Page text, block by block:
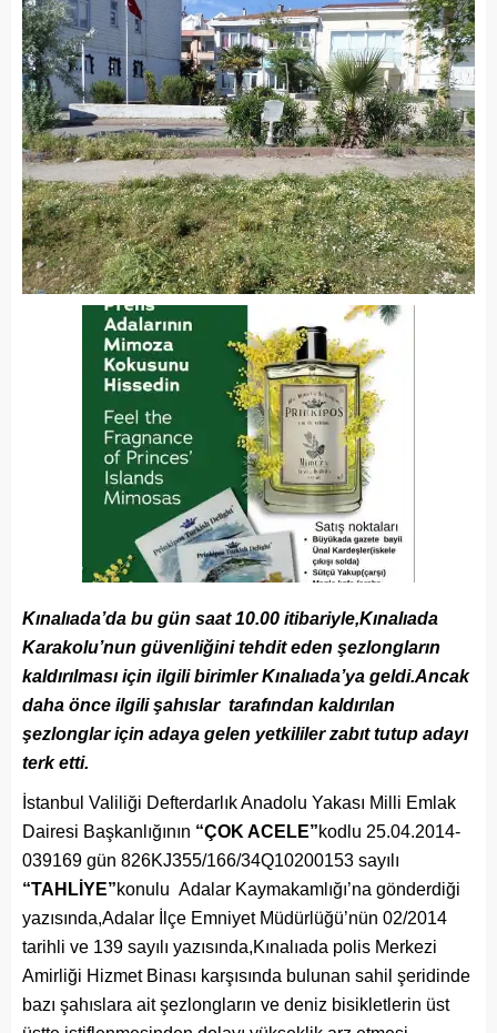
Kınalıada’da bu gün saat 10.00 itibariyle,Kınalıada
Karakolu’nun güvenliğini tehdit eden şezlongların
kaldırılması için ilgili birimler Kınalıada’ya geldi.Ancak
daha önce ilgili şahıslar tarafından kaldırılan
şezlonglar için adaya gelen yetkililer zabıt tutup adayı
terk etti.
İstanbul Valiliği Defterdarlık Anadolu Yakası Milli Emlak
Dairesi Başkanlığının “ÇOK ACELE”kodlu 25.04.2014-
039169 gün 826KJ355/166/34Q10200153 sayılı
“TAHLİYE”konulu Adalar Kaymakamlığı’na gönderdiği
yazısında,Adalar İlçe Emniyet Müdürlüğü’nün 02/2014
tarihli ve 139 sayılı yazısında,Kınalıada polis Merkezi
Amirliği Hizmet Binası karşısında bulunan sahil şeridinde
bazı şahıslara ait şezlongların ve deniz bisikletlerin üst